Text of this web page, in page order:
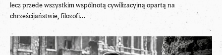
lecz przede wszystkim wspólnotą cywilizacyjną opartą na
chrześcijaństwie, filozofi...